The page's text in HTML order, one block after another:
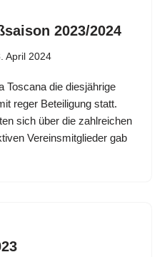
2023/2024
April 2024
Toscana die diesjährige
reger Beteiligung statt.
sich über die zahlreichen
Vereinsmitglieder gab